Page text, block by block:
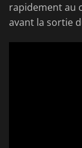
rapidement au
avant la sortie